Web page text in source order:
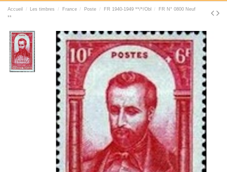
Accueil Les timbres France Poste FR 1940-1949 **/*/Obl
FR N° 0800 Neuf
**